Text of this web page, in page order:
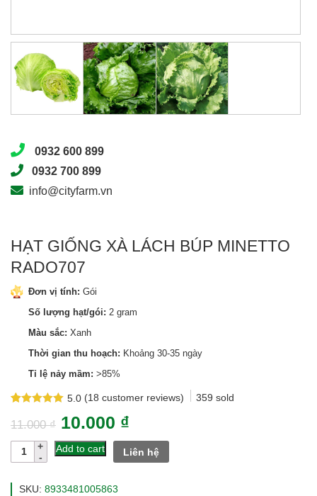
0932 600 899
0932 700 899
info@cityfarm.vn
HẠT GIỐNG XÀ LÁCH BÚP MINETTO
RADO707
Đơn vị tính: Gói
Số lượng hạt/gói: 2 gram
Màu sắc: Xanh
Thời gian thu hoạch: Khoảng 30-35 ngày
Tỉ lệ nảy mầm: >85%
5.0
out of 5
customer
ratings
(18 customer reviews) 359 sold
11.000₫ 10.000 ₫
Hạt
lách
Add to cart Liên hệ
SKU: 8933481005863